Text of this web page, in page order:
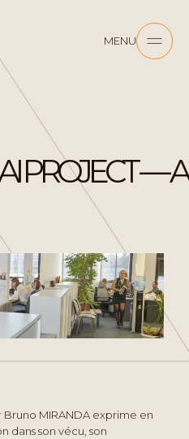
MENU
PROJECT —
Bruno MIRANDA exprime en
dans son vécu, son